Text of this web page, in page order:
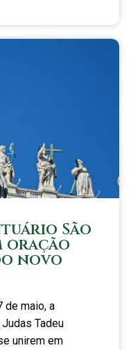
São
oração
novo
de maio, a
Tadeu
unirem em